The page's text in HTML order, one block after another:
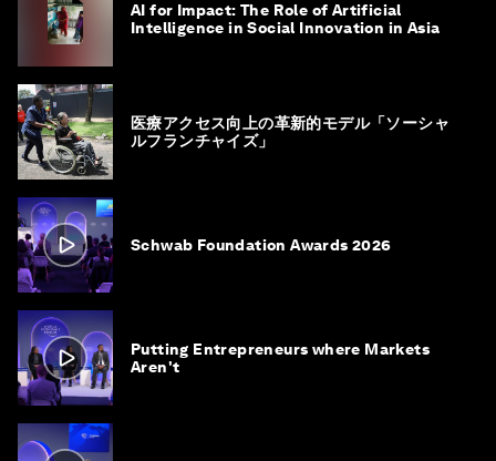
AI for Impact: The Role of Artificial
Intelligence in Social Innovation in Asia
医療アクセス向上の革新的モデル「ソーシャ
ルフランチャイズ」
Schwab Foundation Awards 2026
Putting Entrepreneurs where Markets
Aren't